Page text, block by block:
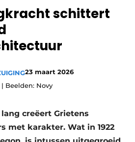
schittert
23 maart 2026
Beelden: Novy
creëert Grietens
met karakter. Wat in 1922